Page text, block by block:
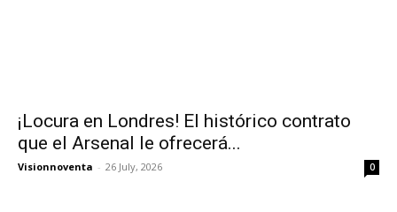
¡Locura en Londres! El histórico contrato
que el Arsenal le ofrecerá...
Visionnoventa - 26 July, 2026 0